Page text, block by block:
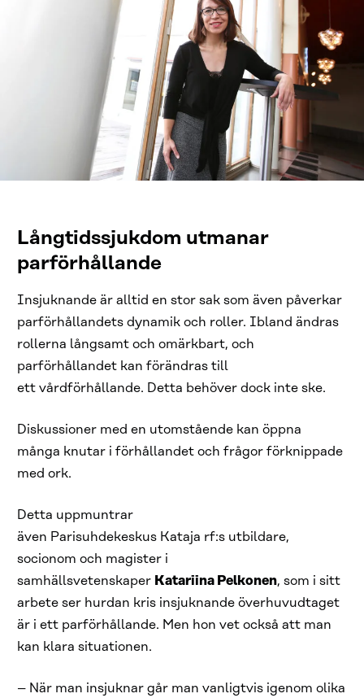
Långtidssjukdom utmanar
parförhållande
Insjuknande är alltid en stor sak som även påverkar
parförhållandets dynamik och roller. Ibland ändras
rollerna långsamt och omärkbart, och
parförhållandet kan förändras till
ett vårdförhållande. Detta behöver dock inte ske.
Diskussioner med en utomstående kan öppna
många knutar i förhållandet och frågor förknippade
med ork.
Detta uppmuntrar
även Parisuhdekeskus Kataja rf:s utbildare,
socionom och magister i
samhällsvetenskaper Katariina Pelkonen, som i sitt
arbete ser hurdan kris insjuknande överhuvudtaget
är i ett parförhållande. Men hon vet också att man
kan klara situationen.
– När man insjuknar går man vanligtvis igenom olika